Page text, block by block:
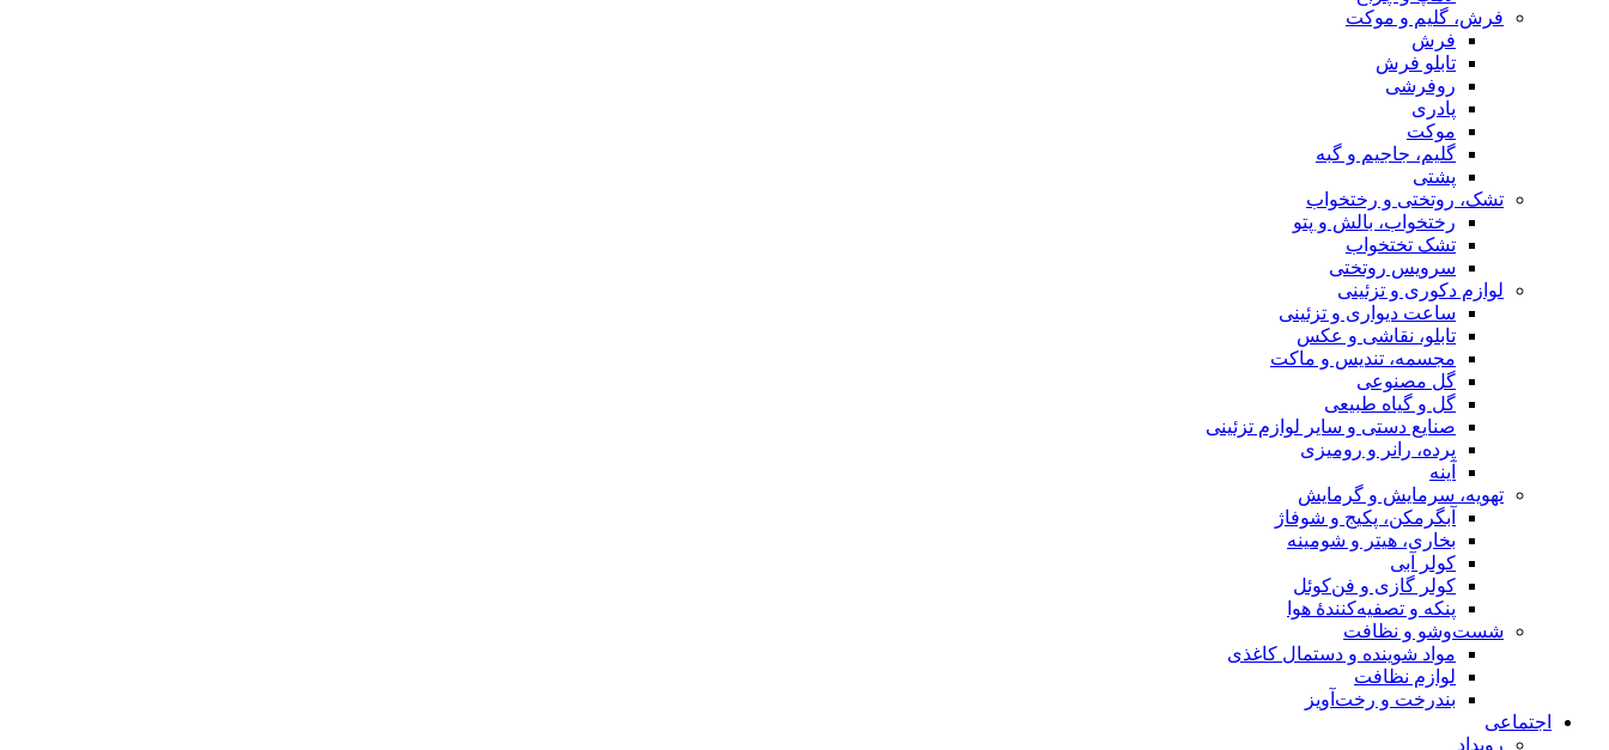
فرش، گلیم و موکت
فرش
تابلو فرش
روفرشی
پادری
موکت
گلیم، جاجیم و گبه
پشتی
تشک، روتختی و رختخواب
رختخواب، بالش و پتو
تشک تختخواب
سرویس روتختی
لوازم دکوری و تزئینی
ساعت دیواری و تزئینی
تابلو، نقاشی و عکس
مجسمه، تندیس و ماکت
گل مصنوعی
گل و گیاه طبیعی
صنایع دستی و سایر لوازم تزئینی
پرده، رانر و رومیزی
آینه
تهویه، سرمایش و گرمایش
آبگرمکن، پکیج و شوفاژ
بخاری، هیتر و شومینه
کولر آبی
کولر گازی و فن‌کوئل
پنکه و تصفیه‌کنندهٔ هوا
شست‌وشو و نظافت
مواد شوینده و دستمال کاغذی
لوازم نظافت
بندرخت و رخت‌آویز
اجتماعی
رویداد